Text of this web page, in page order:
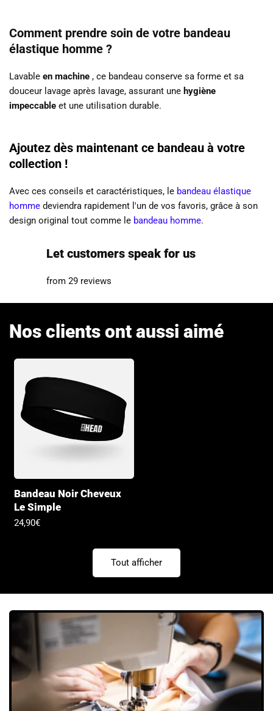
Comment prendre soin de votre bandeau
élastique homme ?
Lavable en machine , ce bandeau conserve sa forme et sa
douceur lavage après lavage, assurant une hygiène
impeccable et une utilisation durable.
Ajoutez dès maintenant ce bandeau à votre
collection !
Avec ces conseils et caractéristiques, le bandeau élastique
homme deviendra rapidement l'un de vos favoris, grâce à son
design original tout comme le bandeau homme.
Let customers speak for us
from 29 reviews
Nos clients ont aussi aimé
Bandeau Noir Cheveux
Le Simple
Prix
24,90€
Tout afficher